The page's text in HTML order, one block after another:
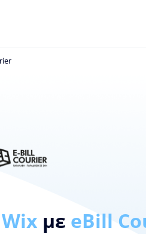
Wix με eBill